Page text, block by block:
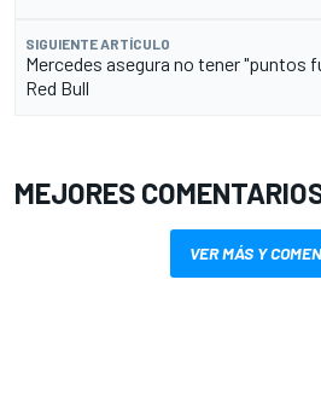
SIGUIENTE ARTÍCULO
Mercedes asegura no tener "puntos
Red Bull
MEJORES
VER MÁS Y